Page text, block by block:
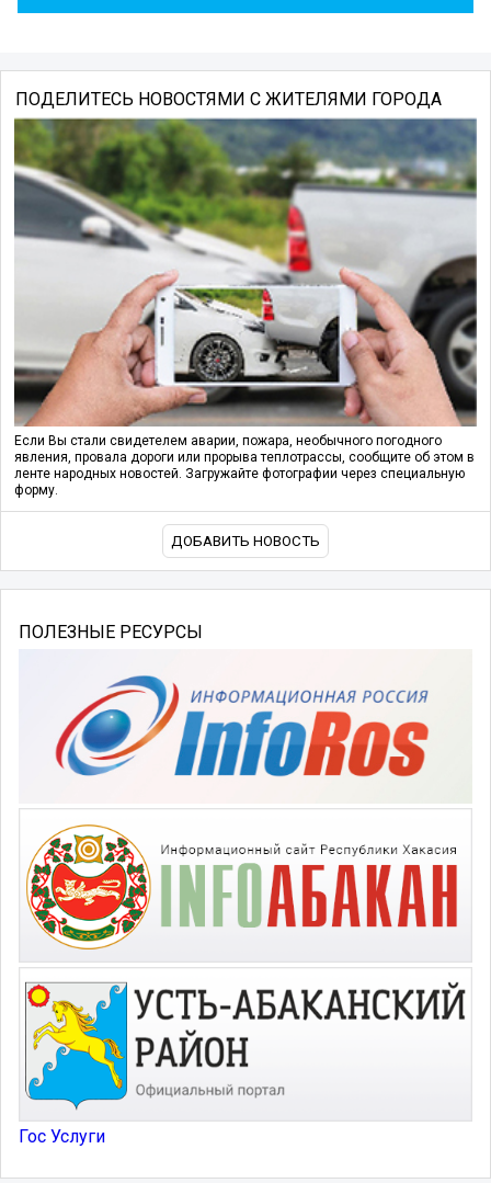
ПОДЕЛИТЕСЬ НОВОСТЯМИ С ЖИТЕЛЯМИ ГОРОДА
Если Вы стали свидетелем аварии, пожара, необычного погодного
явления, провала дороги или прорыва теплотрассы, сообщите об этом в
ленте народных новостей. Загружайте фотографии через специальную
форму.
ДОБАВИТЬ НОВОСТЬ
ПОЛЕЗНЫЕ РЕСУРСЫ
Гос Услуги